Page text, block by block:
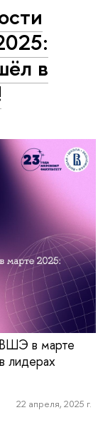
в
в марте
22 апреля, 2025 г.